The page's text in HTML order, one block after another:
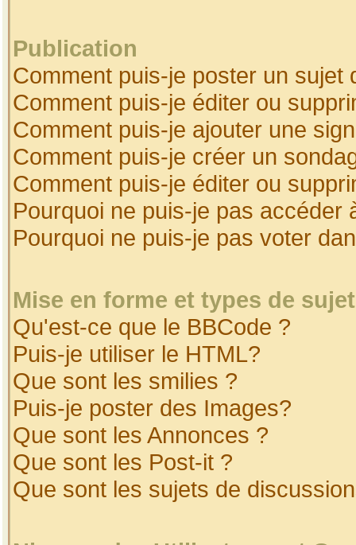
Publication
Comment puis-je poster un sujet
Comment puis-je éditer ou
Comment puis-je ajouter une
Comment puis-je créer un
Comment puis-je éditer ou
Pourquoi ne puis-je pas accéder
Pourquoi ne puis-je pas voter
Mise en forme et types de
Qu'est-ce que le BBCode ?
Puis-je utiliser le HTML?
Que sont les smilies ?
Puis-je poster des Images?
Que sont les Annonces ?
Que sont les Post-it ?
Que sont les sujets de